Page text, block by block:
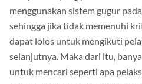
tahapan tes yang perlu untuk
menggunakan sistem gugur
sehingga jika tidak memenuhi
dapat lolos untuk mengikuti
selanjutnya. Maka dari itu,